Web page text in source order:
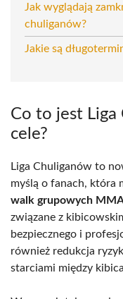
Jak wyglądają
chuliganów?
Jakie są
Co to jest Liga
cele?
Liga Chuliganów to
myślą o fanach, która
walk grupowych
związane z
bezpiecznego i
również redukcja
starciami między